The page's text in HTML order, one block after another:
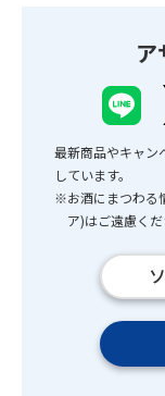
ア
最新商品やキャン
しています。
※お酒にまつわる
ア)はご遠慮くだ